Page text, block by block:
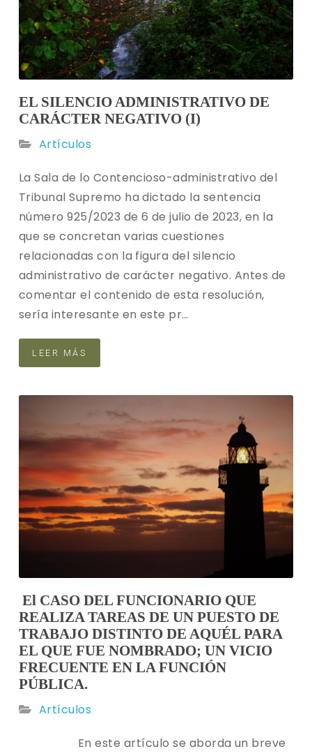
EL SILENCIO ADMINISTRATIVO DE
CARÁCTER NEGATIVO (I)
Artículos
La Sala de lo Contencioso-administrativo del
Tribunal Supremo ha dictado la sentencia
número 925/2023 de 6 de julio de 2023, en la
que se concretan varias cuestiones
relacionadas con la figura del silencio
administrativo de carácter negativo. Antes de
comentar el contenido de esta resolución,
sería interesante en este pr…
LEER MÁS
El CASO DEL FUNCIONARIO QUE
REALIZA TAREAS DE UN PUESTO DE
TRABAJO DISTINTO DE AQUÉL PARA
EL QUE FUE NOMBRADO; UN VICIO
FRECUENTE EN LA FUNCIÓN
PÚBLICA.
Artículos
En este artículo se aborda un breve